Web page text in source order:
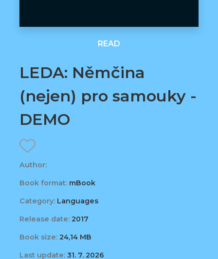
READ
LEDA: Němčina
(nejen) pro samouky -
DEMO
Author:
Book format: mBook
Category: Languages
Release date: 2017
Book size: 24,14 MB
Last update: 31. 7. 2026